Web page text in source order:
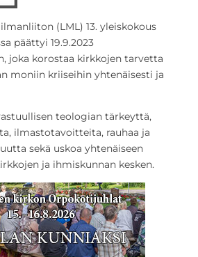
(LML) 13. yleiskokous
päättyi 19.9.2023
joka korostaa kirkkojen tarvetta
moniin kriiseihin yhtenäisesti ja
teologian tärkeyttä,
ilmastotavoitteita, rauhaa ja
sekä uskoa yhtenäiseen
ja ihmiskunnan kesken.